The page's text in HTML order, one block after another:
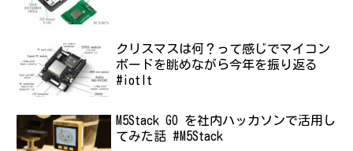
クリスマスは何？って感じでマイコン
ボードを眺めながら今年を振り返る
#iotlt
M5Stack GO を社内ハッカソンで活用し
てみた話 #M5Stack